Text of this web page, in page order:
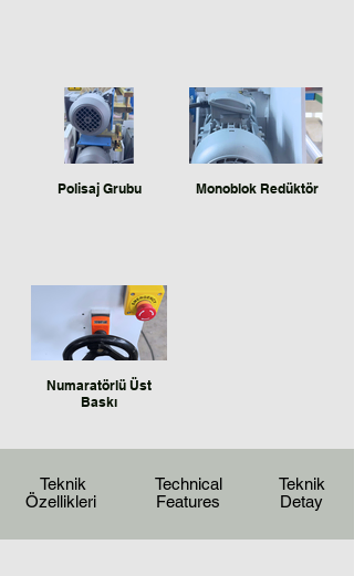
Polisaj Grubu Monoblok Redüktör
Numaratörlü Üst
Baskı
Teknik
Özellikleri
Technical
Features
Teknik
Detay